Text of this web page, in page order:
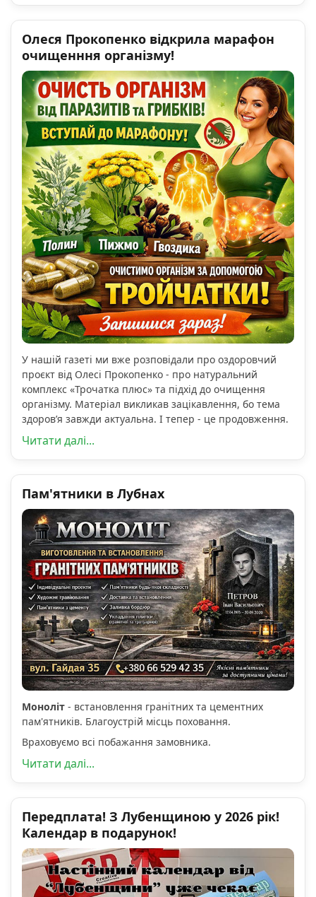
Олеся Прокопенко відкрила марафон
очищенння організму!
У нашій газеті ми вже розповідали про оздоровчий
проєкт від Олесі Прокопенко - про натуральний
комплекс «Трочатка плюс» та підхід до очищення
організму. Матеріал викликав зацікавлення, бо тема
здоров’я завжди актуальна. І тепер - це продовження.
Читати далі...
Пам'ятники в Лубнах
Моноліт - встановлення гранітних та цементних
пам'ятників. Благоустрій місць поховання.
Враховуємо всі побажання замовника.
Читати далі...
Передплата! З Лубенщиною у 2026 рік!
Календар в подарунок!